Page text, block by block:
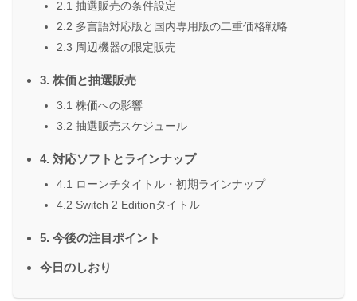
2.1 抽選販売の条件設定
2.2 多言語対応版と国内専用版の二重価格戦略
2.3 周辺機器の限定販売
3. 株価と抽選販売
3.1 株価への影響
3.2 抽選販売スケジュール
4. 対応ソフトとラインナップ
4.1 ローンチタイトル・初期ラインナップ
4.2 Switch 2 Editionタイトル
5. 今後の注目ポイント
今日のしおり